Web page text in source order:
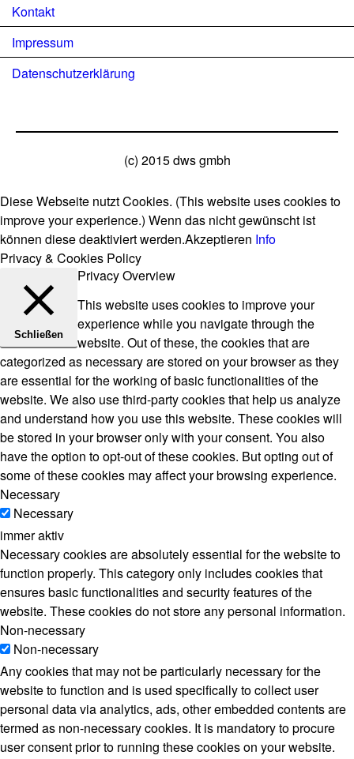
Kontakt
Impressum
Datenschutzerklärung
(c) 2015 dws gmbh
Diese Webseite nutzt Cookies. (This website uses cookies to
improve your experience.) Wenn das nicht gewünscht ist
können diese deaktiviert werden.Akzeptieren Info
Privacy & Cookies Policy
Schließen
Privacy Overview
This website uses cookies to improve your
experience while you navigate through the
website. Out of these, the cookies that are
categorized as necessary are stored on your browser as they
are essential for the working of basic functionalities of the
website. We also use third-party cookies that help us analyze
and understand how you use this website. These cookies will
be stored in your browser only with your consent. You also
have the option to opt-out of these cookies. But opting out of
some of these cookies may affect your browsing experience.
Necessary
Necessary
immer aktiv
Necessary cookies are absolutely essential for the website to
function properly. This category only includes cookies that
ensures basic functionalities and security features of the
website. These cookies do not store any personal information.
Non-necessary
Non-necessary
Any cookies that may not be particularly necessary for the
website to function and is used specifically to collect user
personal data via analytics, ads, other embedded contents are
termed as non-necessary cookies. It is mandatory to procure
user consent prior to running these cookies on your website.